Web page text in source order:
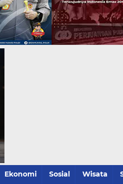
Ekonomi Sosial Wisata